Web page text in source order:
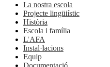
La nostra escola
Projecte lingüiístic
Història
Escola i família
L'AFA
Instal·lacions
Equip